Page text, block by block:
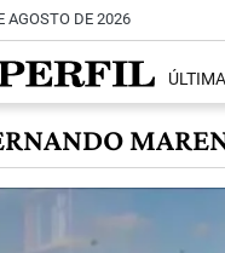
AGOSTO DE 2026